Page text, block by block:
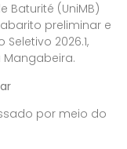
Baturité (UniMB)
preliminar e
2026.1,
Mangabeira.
por meio do